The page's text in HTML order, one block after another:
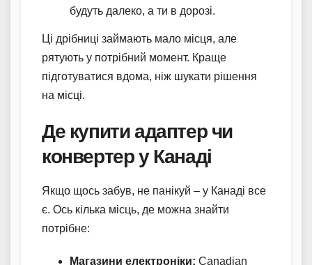
будуть далеко, а ти в дорозі.
Ці дрібниці займають мало місця, але
рятують у потрібний момент. Краще
підготуватися вдома, ніж шукати рішення
на місці.
Де купити адаптер чи
конвертер у Канаді
Якщо щось забув, не панікуй – у Канаді все
є. Ось кілька місць, де можна знайти
потрібне:
Магазини електроніки: Canadian